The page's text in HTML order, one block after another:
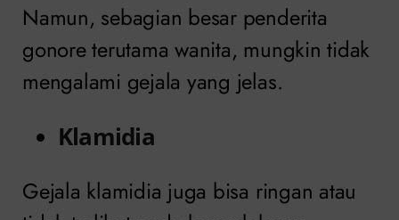
Namun, sebagian besar penderita
gonore terutama wanita, mungkin tidak
mengalami gejala yang jelas.
Klamidia
Gejala klamidia juga bisa ringan atau